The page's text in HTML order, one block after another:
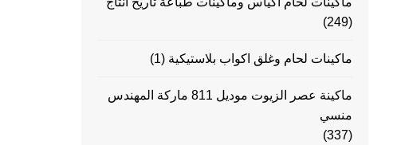
(249)
ماكينات لحام وغلق اكواب بلاستيكية (1)
ماكينة عصر الزيوت موديل 811 ماركة المهندس
منسي
(337)